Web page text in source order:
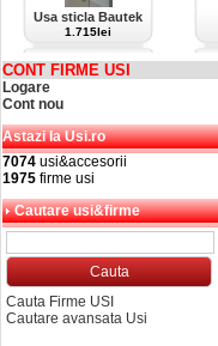
Usa sticla Bautek
1.715lei
CONT FIRME USI
Logare
Cont nou
Astazi la Usi.ro
7074 usi&accesorii
1975 firme usi
Cautare usi&firme
Cauta Firme USI
Cautare avansata Usi